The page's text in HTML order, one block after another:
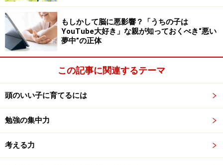
えてみましょう。
その6 「どんな場面が一番心に残っている？」
全体の中で、最も印象に残っている場面を思い出し、感
動した気持ちを言葉で表現してみましょう。
その7 「『自分のこんなとこ、変えたいな」と思ったと
ころはあった？」
この本を読んで考えさせられたところ、ためになったと
ころ、今後、自分の生活の中で活かしていきたいことな
どを具体的に考えてみましょう。
もしかして脳に悪影響？「うちの子は
YouTube大好き」な親が知っておくべき“悪い
夢中”の正体
この記事に関連するテーマ
頭のいい子に育てるには
勉強の集中力
考える力